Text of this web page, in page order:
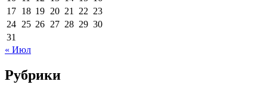
17 18 19 20 21 22 23
24 25 26 27 28 29 30
31
« Июл
Рубрики